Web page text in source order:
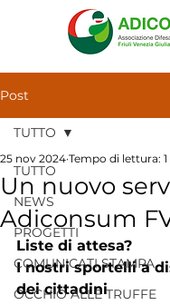
Post
TUTTO
NEWS
PROGETTI
COMUNICATI STAMPA
OCCHIO ALLE TRUFFE
TUTTO
Un nuovo
Adiconsum
25 nov 2024 Tempo di lettura:
Liste di attesa?
I nostri sportelli a
dei cittadini